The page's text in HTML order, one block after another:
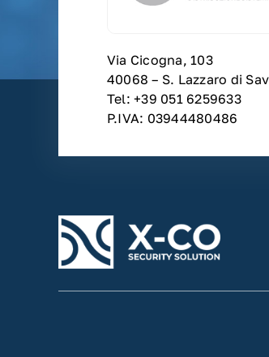
Via Cicogna, 103
40068 – S. Lazzaro di
Tel: +39 051 6259633
P.IVA: 03944480486